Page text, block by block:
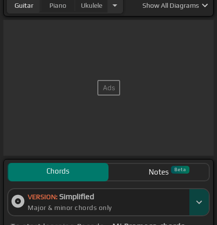
Guitar Piano Ukulele ShowAll Diagrams
Chords Notes Beta
VERSION: Simplified
Major & minor chords only